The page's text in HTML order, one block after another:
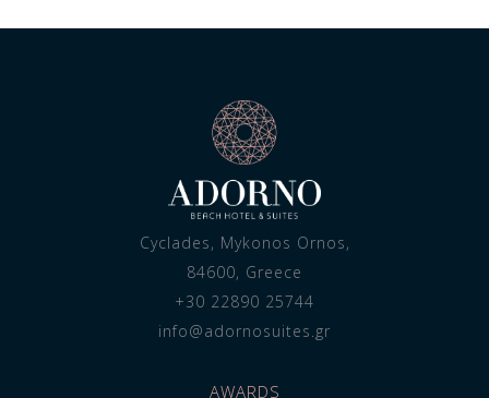
Cyclades, Mykonos Ornos,
84600, Greece
+30 22890 25744
info@adornosuites.gr
AWARDS